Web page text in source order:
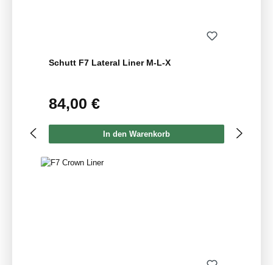
Schutt F7 Lateral Liner M-L-X
Regulärer Preis:
84,00 €
In den Warenkorb